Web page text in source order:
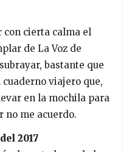
con cierta calma el
de La Voz de
bastante que
viajero que,
en la mochila para
no me acuerdo.
2017